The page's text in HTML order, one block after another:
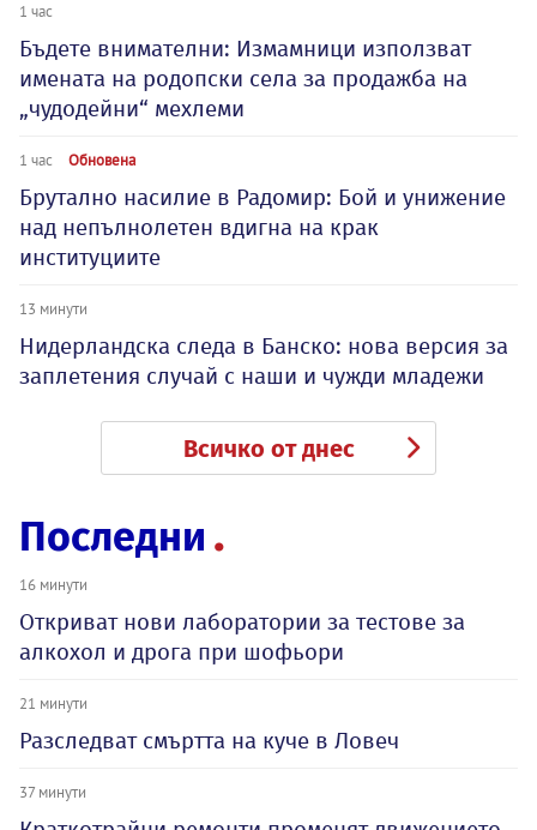
1 час
Бъдете внимателни: Измамници използват
имената на родопски села за продажба на
„чудодейни“ мехлеми
1 час Обновена
Брутално насилие в Радомир: Бой и унижение
над непълнолетен вдигна на крак
институциите
13 минути
Нидерландска следа в Банско: нова версия за
заплетения случай с наши и чужди младежи
Всичко от днес
Последни
16 минути
Откриват нови лаборатории за тестове за
алкохол и дрога при шофьори
21 минути
Разследват смъртта на куче в Ловеч
37 минути